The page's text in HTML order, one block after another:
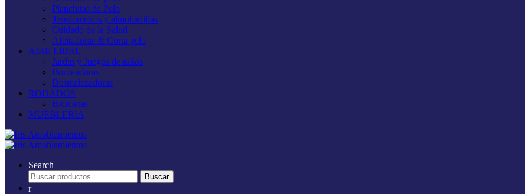
Planchitas de Pelo
Tensiometros y almohadillas
Cuidado de la Salud
Afeitadoras & Corta pelo
AIRE LIBRE
Jardin y Juegos de niños
Bordeadoras
Desmalezadoras
RODADOS
Bicicletas
MUEBLERIA
Search
Buscar
por:
Buscar